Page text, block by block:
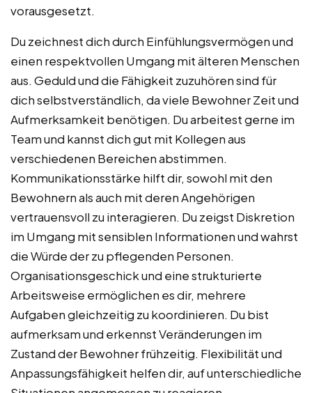
vorausgesetzt.
Du zeichnest dich durch Einfühlungsvermögen und
einen respektvollen Umgang mit älteren Menschen
aus. Geduld und die Fähigkeit zuzuhören sind für
dich selbstverständlich, da viele Bewohner Zeit und
Aufmerksamkeit benötigen. Du arbeitest gerne im
Team und kannst dich gut mit Kollegen aus
verschiedenen Bereichen abstimmen.
Kommunikationsstärke hilft dir, sowohl mit den
Bewohnern als auch mit deren Angehörigen
vertrauensvoll zu interagieren. Du zeigst Diskretion
im Umgang mit sensiblen Informationen und wahrst
die Würde der zu pflegenden Personen.
Organisationsgeschick und eine strukturierte
Arbeitsweise ermöglichen es dir, mehrere
Aufgaben gleichzeitig zu koordinieren. Du bist
aufmerksam und erkennst Veränderungen im
Zustand der Bewohner frühzeitig. Flexibilität und
Anpassungsfähigkeit helfen dir, auf unterschiedliche